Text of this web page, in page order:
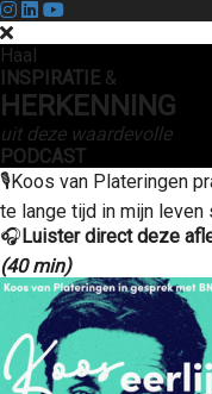
Haal
INSPIRATIE &
HERKENNING
uit deze waardevolle
PODCAST
🎙Koos van Plateringen
te lange tijd in mijn leven
🎧Luister direct deze
(40 min)